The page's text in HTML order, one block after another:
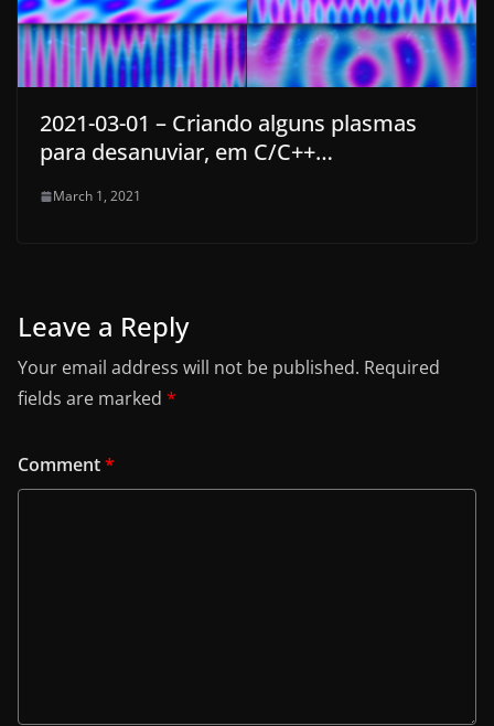
2021-03-01 – Criando alguns plasmas
para desanuviar, em C/C++…
March 1, 2021
Leave a Reply
Your email address will not be published. Required
fields are marked *
Comment*